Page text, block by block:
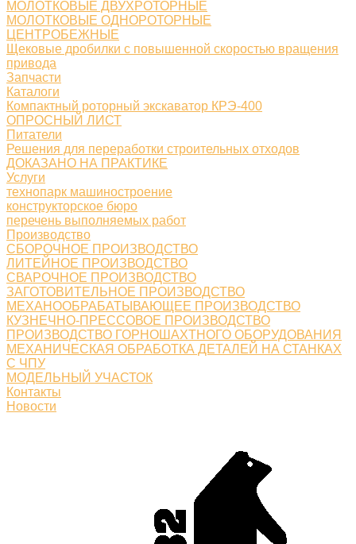
МОЛОТКОВЫЕ ДВУХРОТОРНЫЕ
МОЛОТКОВЫЕ ОДНОРОТОРНЫЕ
ЦЕНТРОБЕЖНЫЕ
Щековые дробилки с повышенной скоростью вращения
привода
Запчасти
Каталоги
Компактный роторный экскаватор КРЭ-400
ОПРОСНЫЙ ЛИСТ
Питатели
Решения для переработки строительных отходов
ДОКАЗАНО НА ПРАКТИКЕ
Услуги
технопарк машиностроение
конструкторское бюро
перечень выполняемых работ
Производство
СБОРОЧНОЕ ПРОИЗВОДСТВО
ЛИТЕЙНОЕ ПРОИЗВОДСТВО
СВАРОЧНОЕ ПРОИЗВОДСТВО
ЗАГОТОВИТЕЛЬНОЕ ПРОИЗВОДСТВО
МЕХАНООБРАБАТЫВАЮЩЕЕ ПРОИЗВОДСТВО
КУЗНЕЧНО-ПРЕССОВОЕ ПРОИЗВОДСТВО
ПРОИЗВОДСТВО ГОРНОШАХТНОГО ОБОРУДОВАНИЯ
МЕХАНИЧЕСКАЯ ОБРАБОТКА ДЕТАЛЕЙ НА СТАНКАХ
С ЧПУ
МОДЕЛЬНЫЙ УЧАСТОК
Контакты
Новости